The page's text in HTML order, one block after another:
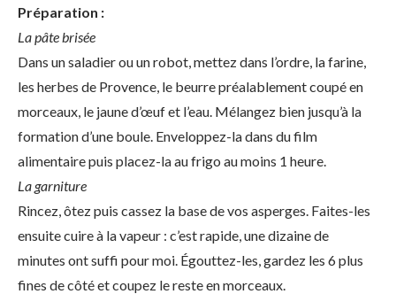
Préparation :
La pâte brisée
Dans un saladier ou un robot, mettez dans l’ordre, la farine,
les herbes de Provence, le beurre préalablement coupé en
morceaux, le jaune d’œuf et l’eau. Mélangez bien jusqu’à la
formation d’une boule. Enveloppez-la dans du film
alimentaire puis placez-la au frigo au moins 1 heure.
La garniture
Rincez, ôtez puis cassez la base de vos asperges. Faites-les
ensuite cuire à la vapeur : c’est rapide, une dizaine de
minutes ont suffi pour moi. Égouttez-les, gardez les 6 plus
fines de côté et coupez le reste en morceaux.